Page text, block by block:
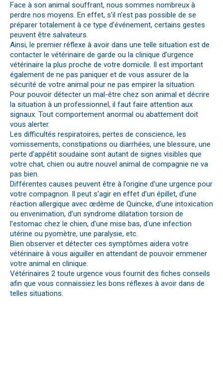
Face à son animal souffrant, nous sommes nombreux à
perdre nos moyens. En effet, s’il n’est pas possible de se
préparer totalement à ce type d’événement, certains gestes
peuvent être salvateurs.
Ainsi, le premier réflexe à avoir dans une telle situation est de
contacter le vétérinaire de garde ou la clinique d’urgence
vétérinaire la plus proche de votre domicile. Il est important
également de ne pas paniquer et de vous assurer de la
sécurité de votre animal pour ne pas empirer la situation.
Pour pouvoir détecter un mal-être chez son animal et décrire
la situation à un professionnel, il faut faire attention aux
signaux. Tout comportement anormal ou abattement doit
vous alerter.
Les difficultés respiratoires, pertes de conscience, les
vomissements, constipations ou diarrhées, une blessure, une
perte d’appétit soudaine sont autant de signes visibles que
votre chat, chien ou autre nouvel animal de compagnie ne va
pas bien.
Différentes causes peuvent être à l’origine d’une urgence pour
votre compagnon. Il peut s’agir en effet d’un épillet, d’une
réaction allergique avec œdème de Quincke, d’une intoxication
ou envenimation, d’un syndrome dilatation torsion de
l’estomac chez le chien, d’une mise bas, d’une infection
utérine ou pyomètre, une paralysie, etc.
Bien observer et détecter ces symptômes aidera votre
vétérinaire à vous aiguiller en attendant de pouvoir emmener
votre animal en clinique.
Vétérinaires 2 toute urgence vous fournit des fiches conseils
afin que vous connaissiez les bons réflexes à avoir dans de
telles situations.